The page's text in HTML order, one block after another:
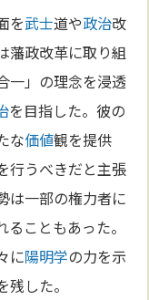
を武士道や政治改
藩政改革に取り組
一」の理念を浸透
を目指した。彼の
な価値観を提供
行うべきだと主張
は一部の権力者に
こともあった。
に陽明学の力を示
した。